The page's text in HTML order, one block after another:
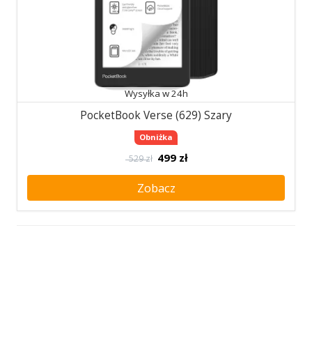
Wysyłka w 24h
PocketBook Verse (629) Szary
Obniżka
529 zł 499 zł
Zobacz